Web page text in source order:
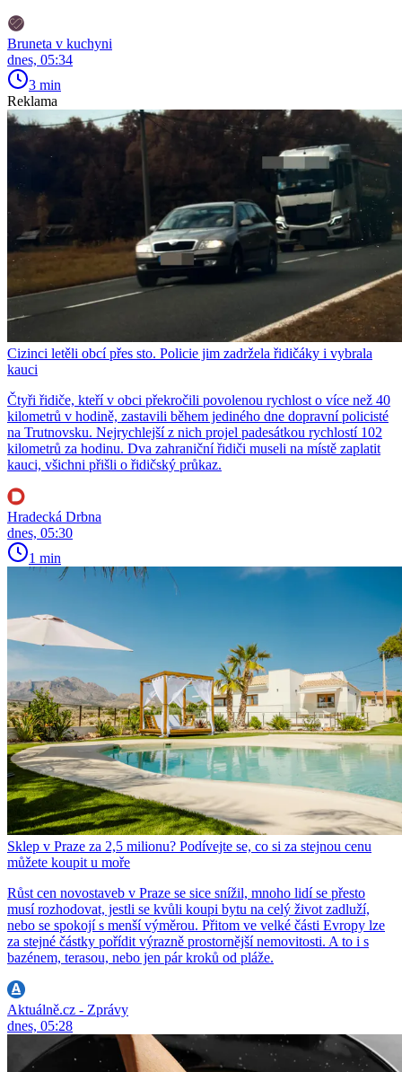
Bruneta v kuchyni
dnes, 05:34
3 min
Reklama
Cizinci letěli obcí přes sto. Policie jim zadržela řidičáky i vybrala
kauci
Čtyři řidiče, kteří v obci překročili povolenou rychlost o více než 40
kilometrů v hodině, zastavili během jediného dne dopravní policisté
na Trutnovsku. Nejrychlejší z nich projel padesátkou rychlostí 102
kilometrů za hodinu. Dva zahraniční řidiči museli na místě zaplatit
kauci, všichni přišli o řidičský průkaz.
Hradecká Drbna
dnes, 05:30
1 min
Sklep v Praze za 2,5 milionu? Podívejte se, co si za stejnou cenu
můžete koupit u moře
Růst cen novostaveb v Praze se sice snížil, mnoho lidí se přesto
musí rozhodovat, jestli se kvůli koupi bytu na celý život zadluží,
nebo se spokojí s menší výměrou. Přitom ve velké části Evropy lze
za stejné částky pořídit výrazně prostornější nemovitosti. A to i s
bazénem, terasou, nebo jen pár kroků od pláže.
Aktuálně.cz - Zprávy
dnes, 05:28